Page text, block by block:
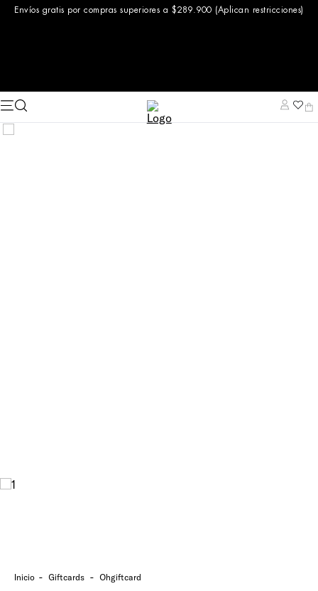
Envíos gratis por compras superiores a $289.900 (Aplican restricciones)
giftcards ohgiftcard